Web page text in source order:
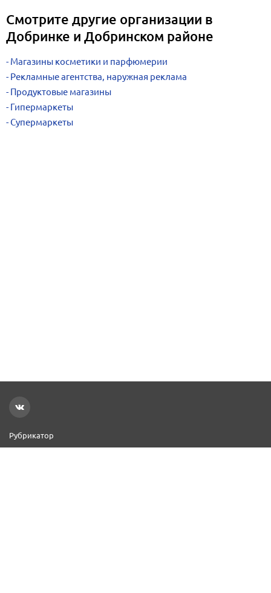
Смотрите другие организации в
Добринке и Добринском районе
Магазины косметики и парфюмерии
Рекламные агентства, наружная реклама
Продуктовые магазины
Гипермаркеты
Супермаркеты
Рубрикатор